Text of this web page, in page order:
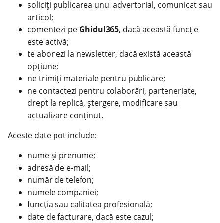
soliciți publicarea unui advertorial, comunicat sau
articol;
comentezi pe Ghidul365, dacă această funcție
este activă;
te abonezi la newsletter, dacă există această
opțiune;
ne trimiți materiale pentru publicare;
ne contactezi pentru colaborări, parteneriate,
drept la replică, ștergere, modificare sau
actualizare conținut.
Aceste date pot include:
nume și prenume;
adresă de e-mail;
număr de telefon;
numele companiei;
funcția sau calitatea profesională;
date de facturare, dacă este cazul;